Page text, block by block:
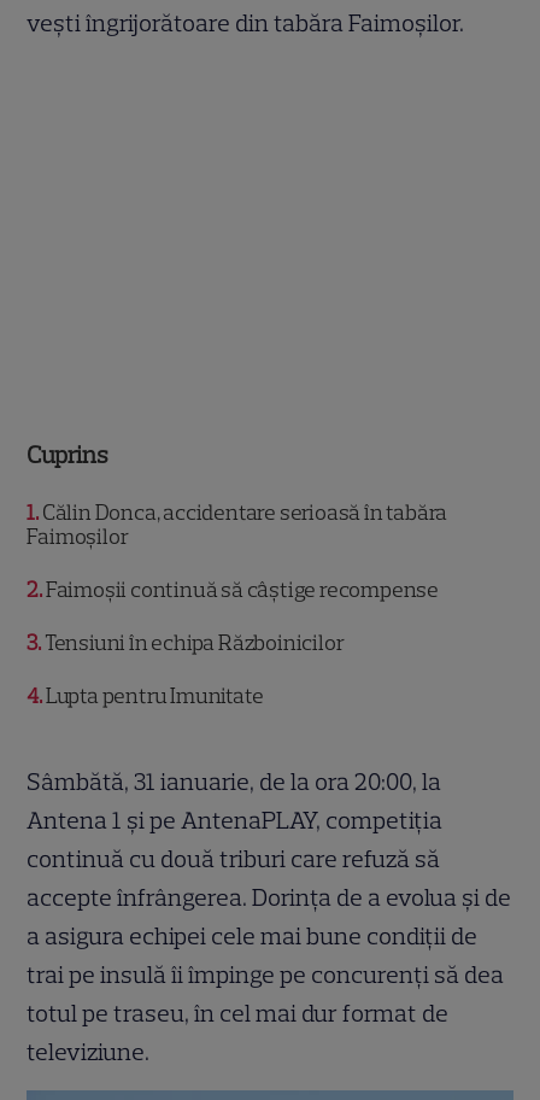
vești îngrijorătoare din tabăra Faimoșilor.
Cuprins
1 Călin Donca, accidentare serioasă în tabăra
Faimoșilor
2 Faimoșii continuă să câștige recompense
3 Tensiuni în echipa Războinicilor
4 Lupta pentru Imunitate
Sâmbătă, 31 ianuarie, de la ora 20:00, la
Antena 1 și pe AntenaPLAY, competiția
continuă cu două triburi care refuză să
accepte înfrângerea. Dorința de a evolua și de
a asigura echipei cele mai bune condiții de
trai pe insulă îi împinge pe concurenți să dea
totul pe traseu, în cel mai dur format de
televiziune.